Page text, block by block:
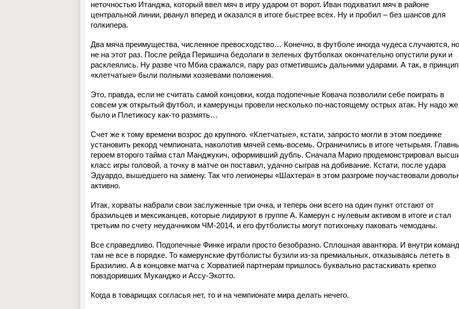
неточностью Итанджа, который ввел мяч в игру ударом от ворот. Иван подхватил мяч в районе
центральной линии, рванул вперед и оказался в итоге быстрее всех. Ну и пробил – без шансов для
голкипера.
Два мяча преимущества, численное превосходство… Конечно, в футболе иногда чудеса случаются, но
не на этот раз. После рейда Перишича бедолаги в зеленых футболках окончательно опустили руки и
расклеялись. Ну разве что Мбиа сражался, пару раз отметившись дальними ударами. А так, в
«клетчатые» были полными хозяевами положения.
Это, правда, если не считать самой концовки, когда подопечные Ковача позволили себе поиграть в
совсем уж открытый футбол, и камерунцы провели несколько по-настоящему острых атак. Ну надо же
было и Плетикосу как-то размять…
Счет же к тому времени возрос до крупного. «Клетчатые», кстати, запросто могли в этом поединке
установить рекорд чемпионата, наколотив мячей семь-восемь. Ограничились в итоге четырьмя.
героем второго тайма стал Манджукич, оформивший дубль. Сначала Марио продемонстрировал
класс игры головой, а точку в матче он поставил, удачно сыграв на добивание. Кстати, после удара
Эдуардо, вышедшего на замену. Так что легионеры «Шахтера» в этом разгроме поучаствовали
активно.
Итак, хорваты набрали свои заслуженные три очка, и теперь они всего на один пункт отстают от
бразильцев и мексиканцев, которые лидируют в группе А. Камерун с нулевым активом в итоге и стал
третьим по счету неудачником ЧМ-2014, и его футболисты могут потихоньку паковать чемоданы.
Все справедливо. Подопечные Финке играли просто безобразно. Сплошная авантюра. И внутри
там не все в порядке. То камерунские футболисты бузили из-за премиальных, отказываясь лететь в
Бразилию. А в концовке матча с Хорватией партнерам пришлось буквально растаскивать крепко
повздоривших Муканджо и Ассу-Экотто.
Когда в товарищах согласья нет, то и на чемпионате мира делать нечего.